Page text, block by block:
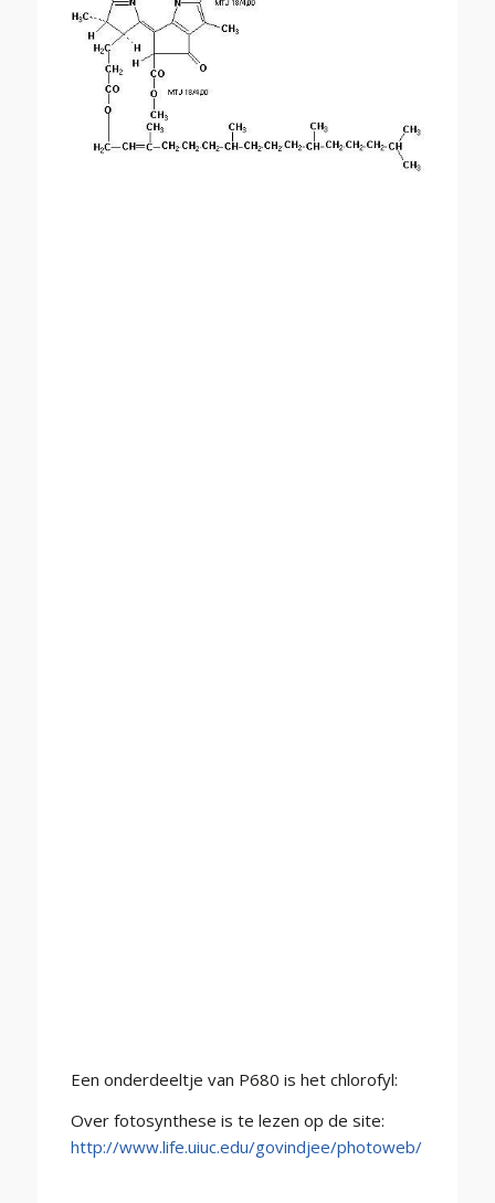
Een onderdeeltje van P680 is het chlorofyl:
Over fotosynthese is te lezen op de site:
http://www.life.uiuc.edu/govindjee/photoweb/